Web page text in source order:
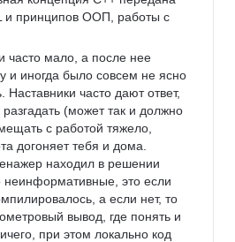
и принципов ООП, работы с
часто мало, а после нее
и иногда было совсем не ясно
Наставники часто дают ответ,
(может так и должно
с работой тяжело,
догоняет тебя и дома.
находил в решении
это если
а если нет, то
вывод, где понять и
при этом локально код